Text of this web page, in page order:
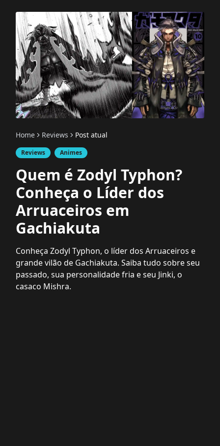
Home Reviews Post atual
Reviews Animes
Quem é Zodyl Typhon?
Conheça o Líder dos
Arruaceiros em
Gachiakuta
Conheça Zodyl Typhon, o líder dos Arruaceiros e
grande vilão de Gachiakuta. Saiba tudo sobre seu
passado, sua personalidade fria e seu Jinki, o
casaco Mishra.